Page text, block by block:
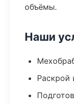
объёмы.
Наши
Раскрой